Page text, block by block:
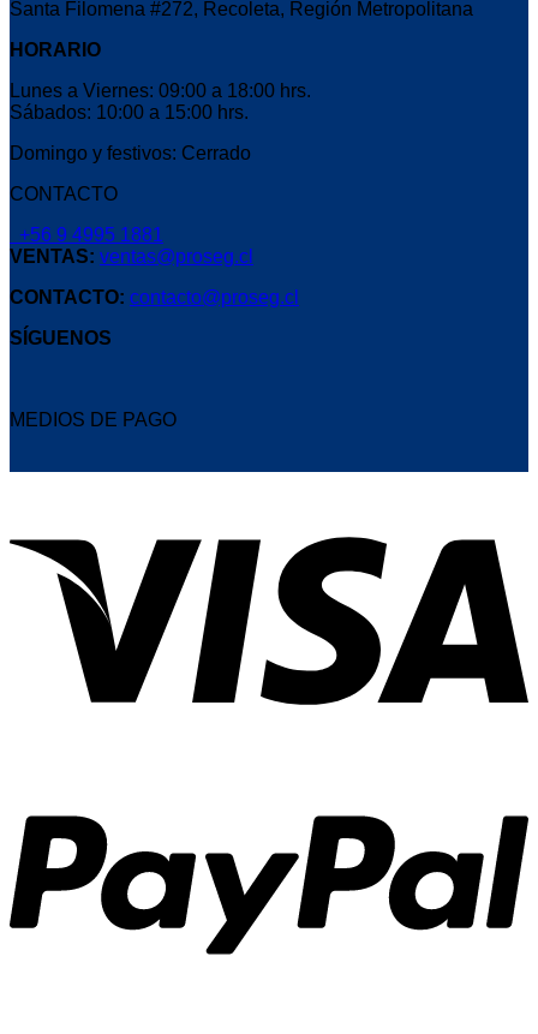
Santa Filomena #272, Recoleta, Región Metropolitana
HORARIO
Lunes a Viernes: 09:00 a 18:00 hrs.
Sábados: 10:00 a 15:00 hrs.
Domingo y festivos: Cerrado
CONTACTO
+56 9 4995 1881
VENTAS: ventas@proseg.cl
CONTACTO: contacto@proseg.cl
SÍGUENOS
MEDIOS DE PAGO